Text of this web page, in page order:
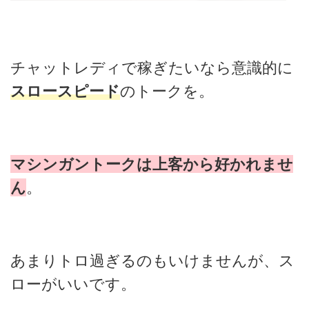
チャットレディで稼ぎたいなら意識的に
スロースピードのトークを。
マシンガントークは上客から好かれませ
ん。
あまりトロ過ぎるのもいけませんが、ス
ローがいいです。